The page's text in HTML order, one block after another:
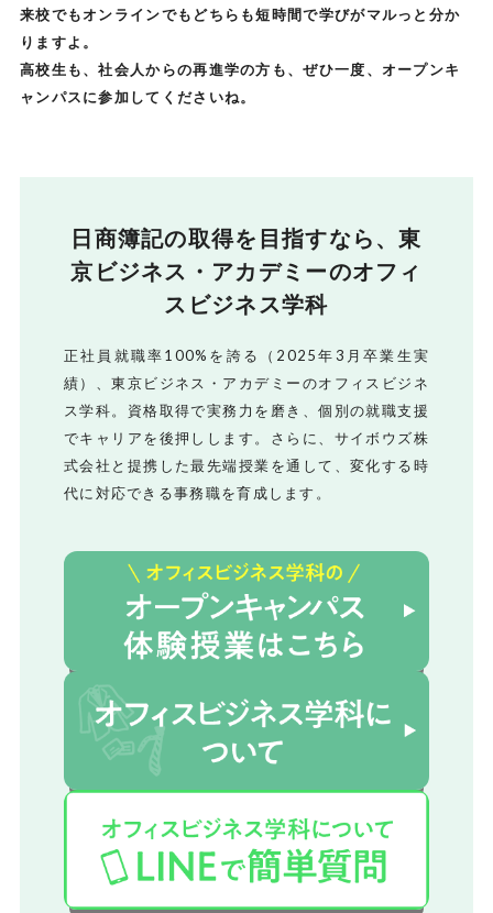
来校でもオンラインでもどちらも短時間で学びがマルっと分か
りますよ。
高校生も、社会人からの再進学の方も、ぜひ一度、オープンキ
ャンパスに参加してくださいね。
日商簿記の取得を目指すなら、東
京ビジネス・アカデミーのオフィ
スビジネス学科
正社員就職率100%を誇る（2025年3月卒業生実
績）、東京ビジネス・アカデミーのオフィスビジネ
ス学科。 資格取得で実務力を磨き、個別の就職支援
でキャリアを後押しします。 さらに、サイボウズ株
式会社と提携した最先端授業を通して、変化する時
代に対応できる事務職を育成します。